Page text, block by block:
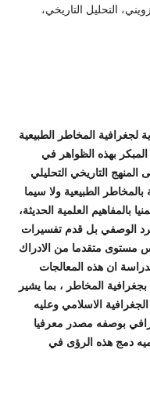
التحليل التاريخي،
المخاطر الطبيعية
بهذه الظواهر في
التاريخي التحليلي
الطبيعية ولا سيما
بالمفاهيم العلمية الحديثة،
الوصفي بل قدم تفسيرات
مستوى متقدما من الادراك
ان هذه المعالجات
المخاطر ، بما يشير
الاسلامي وعليه
بوصفه مصدر معرفيا
دمج هذه الرؤى في